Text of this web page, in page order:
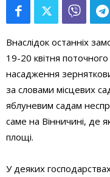
Внаслідок останніх
19-20 квітня
насадження
за словами місцевих
яблуневим садам
саме на Вінничині, де
площі.
У деяких